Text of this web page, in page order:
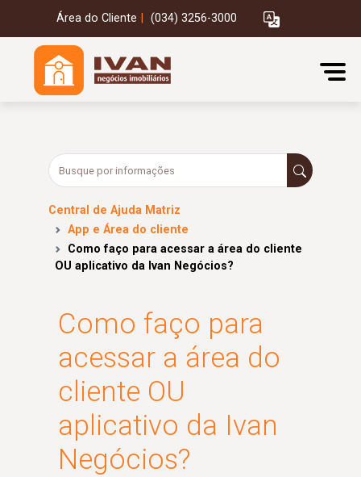
Área do Cliente (034) 3256-3000
Central de Ajuda Matriz
App e Área do cliente
Como faço para acessar a área do cliente
OU aplicativo da Ivan Negócios?
Como faço para
acessar a área do
cliente OU
aplicativo da Ivan
Negócios?